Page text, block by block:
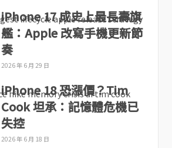
iPhone 17 成史上最長壽旗
艦：Apple 改寫手機更新節
奏
2026 年 6 月 29 日
iPhone 18 恐漲價？Tim
Cook 坦承：記憶體危機已
失控
2026 年 6 月 18 日